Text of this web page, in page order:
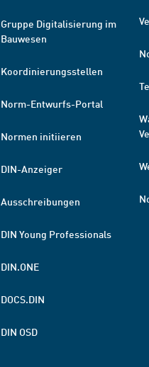
Gruppe Digitalisierung im
Bauwesen
Koordinierungsstellen
Norm-Entwurfs-Portal
Normen initiieren
DIN-Anzeiger
Ausschreibungen
DIN Young Professionals
DIN.ONE
DOCS.DIN
DIN OSD